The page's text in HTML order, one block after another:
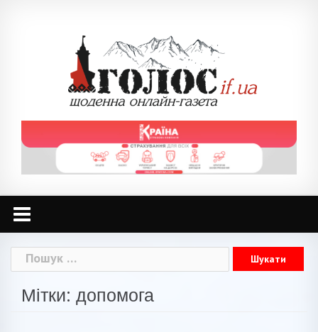
Пошук:
Мітки: допомога